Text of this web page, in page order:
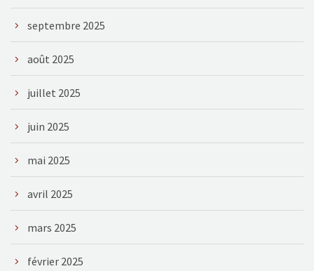
septembre 2025
août 2025
juillet 2025
juin 2025
mai 2025
avril 2025
mars 2025
février 2025